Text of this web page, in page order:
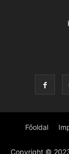
Főoldal
Copyright ©